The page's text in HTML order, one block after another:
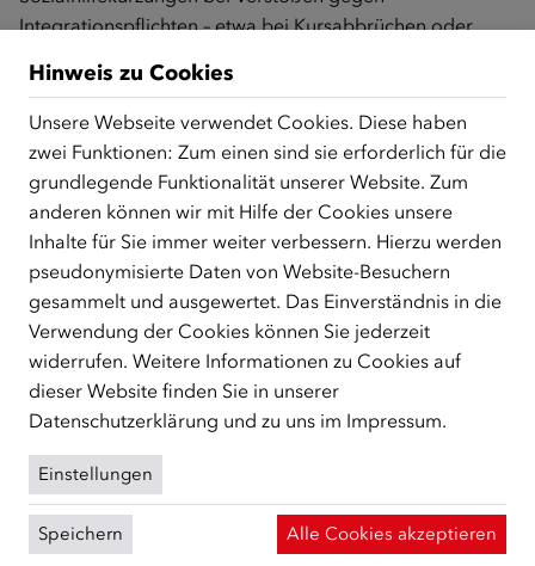
Integrationspflichten – etwa bei Kursabbrüchen oder
tagesaktuell und automatisiert umgesetzt werden.
Möglich macht das die Integrationsschnittstelle des
Bundes, die vom Bundesministerium für Inneres (BMI)
betrieben wird. Diese Datenbank ermöglicht einen
tagesaktuellen Datenaustausch zu
Integrationsmaßnahmen zwischen jenen Einrichtungen,
die Maßnahmen fördern (wie dem ÖIF) und den
zuständigen Behörden in den Bundesländern, die
Sanktionierungen bei Verstößen gegen das
Integrationsgesetz vollziehen. Die
Integrationsschnittstelle garantiert in Zeiten knapper
Budgets so maximale Transparenz, Vermeidung von
von Steuermitteln.
Integrationslandesrat Martin Antauer: „Der ÖIF bietet
Werte- und Sprachkurse, die selbstverständlich
Hinweis zu Cookies
Unsere Webseite verwendet Cookies. Diese haben
zwei Funktionen: Zum einen sind sie erforderlich für die
grundlegende Funktionalität unserer Website. Zum
anderen können wir mit Hilfe der Cookies unsere
Inhalte für Sie immer weiter verbessern. Hierzu werden
pseudonymisierte Daten von Website-Besuchern
gesammelt und ausgewertet. Das Einverständnis in die
Verwendung der Cookies können Sie jederzeit
widerrufen. Weitere Informationen zu Cookies auf
dieser Website finden Sie in unserer
Datenschutzerklärung und zu uns im Impressum.
Einstellungen
Speichern Alle Cookies akzeptieren